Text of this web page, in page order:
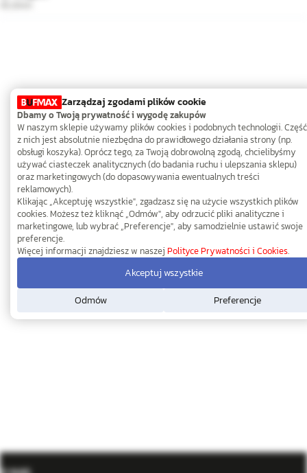
Zarządzaj zgodami plików cookie
Dbamy o Twoją prywatność i wygodę zakupów
W naszym sklepie używamy plików cookies i podobnych technologii. Część
z nich jest absolutnie niezbędna do prawidłowego działania strony (np.
obsługi koszyka). Oprócz tego, za Twoją dobrowolną zgodą, chcielibyśmy
używać ciasteczek analitycznych (do badania ruchu i ulepszania sklepu)
oraz marketingowych (do dopasowywania ewentualnych treści
reklamowych).
Klikając „Akceptuję wszystkie", zgadzasz się na użycie wszystkich plików
cookies. Możesz też kliknąć „Odmów", aby odrzucić pliki analityczne i
marketingowe, lub wybrać „Preferencje", aby samodzielnie ustawić swoje
preferencje.
Więcej informacji znajdziesz w naszej Polityce Prywatności i Cookies.
Odmów Preferencje
Akceptuj wszystkie